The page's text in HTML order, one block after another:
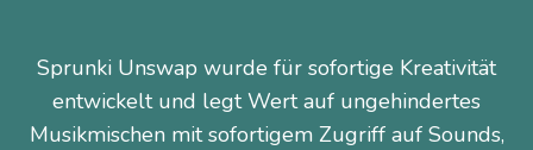
Sprunki Unswap wurde für sofortige Kreativität
entwickelt und legt Wert auf ungehindertes
Musikmischen mit sofortigem Zugriff auf Sounds,